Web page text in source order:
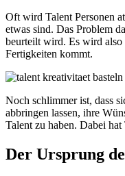
Oft wird Talent Personen
etwas sind. Das Problem
beurteilt wird. Es wird also
Fertigkeiten kommt.
Noch schlimmer ist, dass
abbringen lassen, ihre
Talent zu haben. Dabei
Der Ursprung